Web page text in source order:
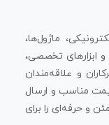
ماژول‌ها،
ابزارهای تخصصی،
و علاقه‌مندان
مناسب و ارسال
و حرفه‌ای را برای